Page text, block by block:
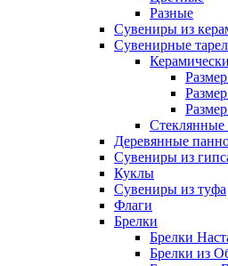
Разные
Сувениры из
Сувенирные
Стеклянные
Деревянные
Сувениры из
Куклы
Сувениры из туфа
Флаги
Брелки
Брелки
Брелки из